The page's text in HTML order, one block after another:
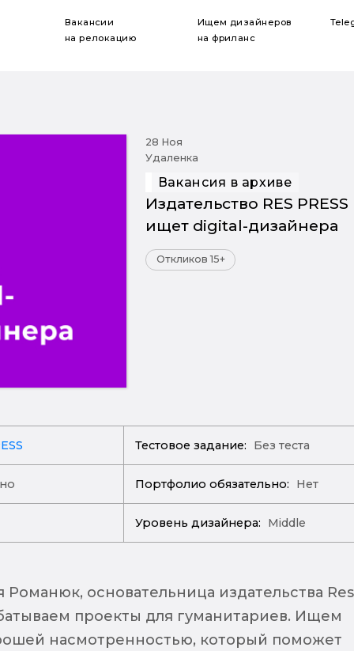
Вакансии
на релокацию
Ищем дизайнеров
на фриланс
28 Ноя
Удаленка
Вакансия в архиве
Издательство RES PRESS
ищет digital-дизайнера
Откликов 15+
Тестовое задание: Без теста
Портфолио обязательно: Нет
Уровень дизайнера: Middle
основательница издательства Res
проекты для гуманитариев. Ищем
насмотренностью, который поможет